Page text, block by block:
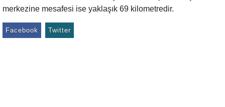
merkezine mesafesi ise yaklaşık 69 kilometredir.
Facebook Twitter